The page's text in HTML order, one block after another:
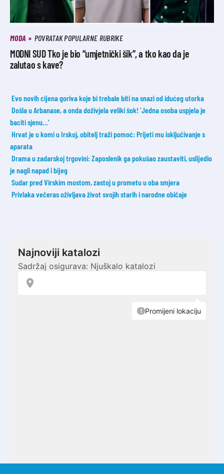
MODA POVRATAK POPULARNE RUBRIKE
MODNI SUD Tko je bio “umjetnički šik”, a tko kao da je
zalutao s kave?
Evo novih cijena goriva koje bi trebale biti na snazi od idućeg utorka
Došla u Arbanase, a onda doživjela veliki šok! ‘Jedna osoba uspjela je
baciti sjenu…’
Hrvat je u komi u Irskoj, obitelj traži pomoć: Prijeti mu isključivanje s
aparata
Drama u zadarskoj trgovini: Zaposlenik ga pokušao zaustaviti, uslijedio
je nagli napad i bijeg
Sudar pred Virskim mostom, zastoj u prometu u oba smjera
Privlaka večeras oživljava život svojih starih i narodne običaje